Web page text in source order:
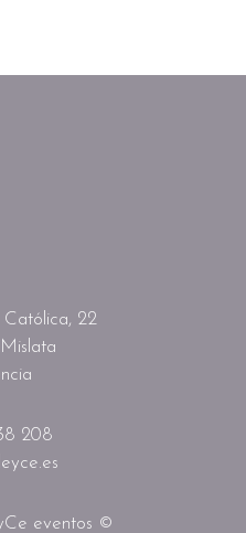
22
208
eventos ©